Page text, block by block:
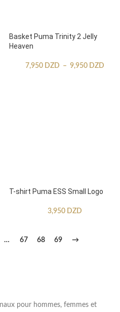
Basket Puma Trinity 2 Jelly
Heaven
7,950 DZD – 9,950 DZD
T-shirt Puma ESS Small Logo
3,950 DZD
… 67 68 69 →
pour hommes, femmes et